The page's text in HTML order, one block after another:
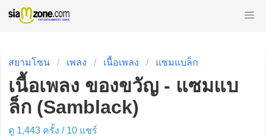
สยามโซน เพลง เนื้อเพลง แซมแบล็ก
เนื้อเพลง ของขวัญ - แซมแบ
ล็ก (Samblack)
ดู 1,443 ครั้ง / 10แชร์